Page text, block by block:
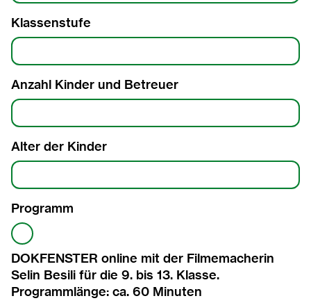
2001
2000
1999
Klassenstufe
Anzahl Kinder und Betreuer
Alter der Kinder
Programm
Programm
DOKFENSTER online mit der Filmemacherin
Selin Besili für die 9. bis 13. Klasse.
Programmlänge: ca. 60 Minuten